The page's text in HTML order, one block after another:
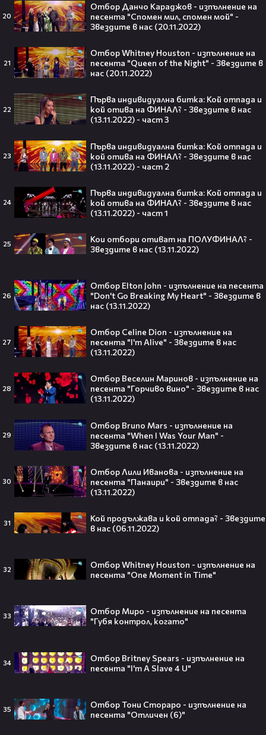
20
Отбор Данчо Караджов - изпълнение на
песента "Спомен мил, спомен мой" -
Звездите в нас (20.11.2022)
21
Отбор Whitney Houston - изпълнение на
песента "Queen of the Night" - Звездите в
нас (20.11.2022)
22
Първа индивидуална битка: Кой отпада и
кой отива на ФИНАЛ? - Звездите в нас
(13.11.2022) - част 3
23
Първа индивидуална битка: Кой отпада и
кой отива на ФИНАЛ? - Звездите в нас
(13.11.2022) - част 2
24
Първа индивидуална битка: Кой отпада и
кой отива на ФИНАЛ? - Звездите в нас
(13.11.2022) - част 1
25
Кои отбори отиват на ПОЛУФИНАЛ? -
Звездите в нас (13.11.2022)
26
Отбор Elton John - изпълнение на песента
"Don't Go Breaking My Heart" - Звездите в
нас (13.11.2022)
27
Отбор Celine Dion - изпълнение на
песента "I'm Alive" - Звездите в нас
(13.11.2022)
28
Отбор Веселин Маринов - изпълнение на
песента "Горчиво вино" - Звездите в нас
(13.11.2022)
29
Отбор Bruno Mars - изпълнение на
песента "When I Was Your Man" -
Звездите в нас (13.11.2022)
30
Отбор Лили Иванова - изпълнение на
песента "Панаири" - Звездите в нас
(13.11.2022)
31
Кой продължава и кой отпада? - Звездите
в нас (06.11.2022)
32
Отбор Whitney Houston - изпълнение на
песента "One Moment in Time"
33
Отбор Миро - изпълнение на песента
"Губя контрол, когато"
34
Отбор Britney Spears - изпълнение на
песента "I'm A Slave 4 U"
35
Отбор Тони Стораро - изпълнение на
песента "Отличен (6)"
до супермодела разпали лавина от
слухове🧐
Пи Диди излиза по-рано от
факт!💥
Сватбата, която чакаше целият
свят! Кристиано Роналдо се жени!
Ариана Гранде изчезва?!
Решението ѝ шокира всички!😯💥
Всички я тананикат, но малцина
знаят истината: VIRAL хитът
„Papaoutai“ всъщност не е изпят
Елиът Пейдж разкри истинската
причина за трансформацията на
тялото си!😯💥
мечта от Холанд — всеки
футболен фен би го искал! 🤩
предложи брак на Зендая, а тя
отвърна само с три думи😅